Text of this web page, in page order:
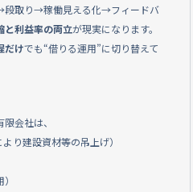
段取り→稼働見える化→フィードバ
と利益率の両立が現実になります。
だけでも“借りる運用”に切り替えて
会社は、
り建設資材等の吊上げ）